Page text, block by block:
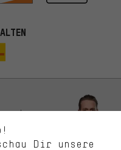
Dir unsere
genauer passende
helfen uns, Deine Interessen
Produkte und Tipps zu
Shop suchst und brauchst.
unserer Webseite und